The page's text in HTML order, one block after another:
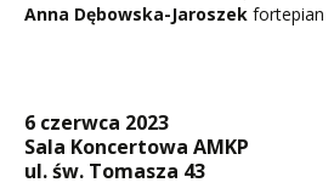
Anna Dębowska-Jaroszek fortepian
6 czerwca 2023
Sala Koncertowa AMKP
ul. św. Tomasza 43